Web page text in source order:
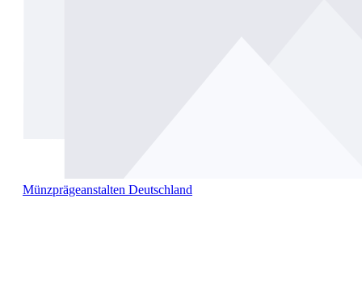
Münzprägeanstalten Deutschland